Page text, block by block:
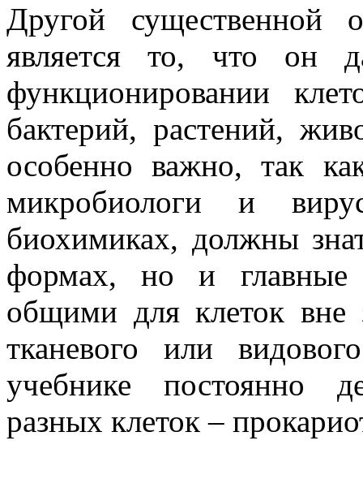
Другой существенной
является то, что он
функционировании
бактерий, растений,
особенно важно, так
микробиологи и
биохимиках, должны
формах, но и главные
общими для клеток вне
тканевого или
учебнике постоянно
разных клеток –